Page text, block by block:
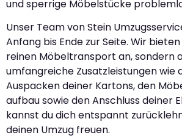
und sperrige Möbelstücke
Unser Team von Stein
Anfang bis Ende zur Seite. Wir
reinen Möbeltransport an, sondern
umfangreiche Zusatzleistungen wie
Auspacken deiner Kartons, den
aufbau sowie den Anschluss deiner
kannst du dich entspannt
deinen Umzug freuen.